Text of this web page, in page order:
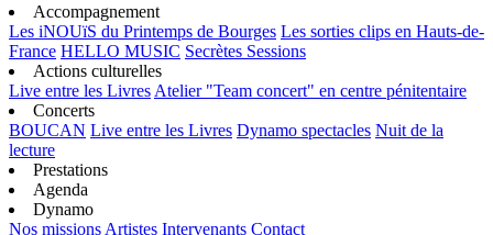
Accompagnement
Les iNOUïS du Printemps de Bourges Les sorties clips en Hauts-de-
France HELLO MUSIC Secrètes Sessions
Actions culturelles
Live entre les Livres Atelier "Team concert" en centre pénitentaire
Concerts
BOUCAN Live entre les Livres Dynamo spectacles Nuit de la
lecture
Prestations
Agenda
Dynamo
Nos missions Artistes Intervenants Contact